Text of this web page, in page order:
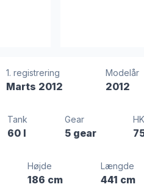
1. registrering
Marts 2012
Modelår
2012
Tank
60 l
Gear
5 gear
Højde
186 cm
Længde
441 cm